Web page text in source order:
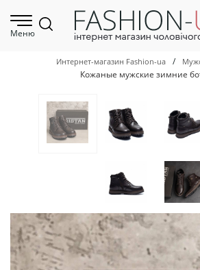
Меню
Интернет-магазин Fashion-ua /
Кожаные мужские зимние